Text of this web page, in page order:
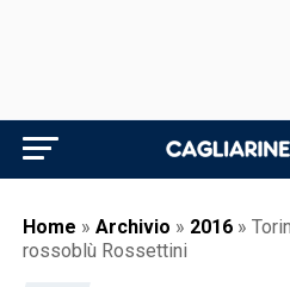
Home » Archivio » 2016 »
rossoblù Rossettini